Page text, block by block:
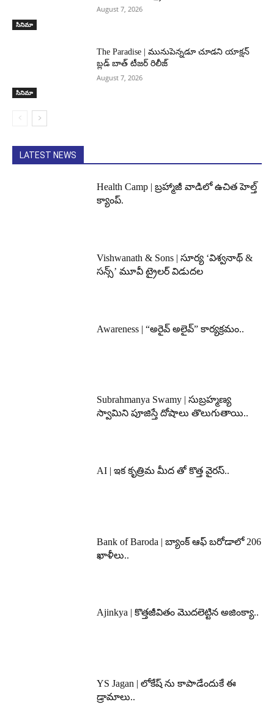
సినిమా
August 7, 2026
సినిమా
The Paradise | మునుపెన్నడూ చూడని యాక్షన్
బ్లడ్ బాత్ టీజర్ రిలీజ్
August 7, 2026
LATEST NEWS
Health Camp | బ్రహ్మాజీ వాడిలో ఉచిత హెల్త్
క్యాంప్.
Vishwanath & Sons | సూర్య ‘విశ్వనాథ్ &
సన్స్’ మూవీ ట్రైలర్ విడుదల
Awareness | “అరైవ్ అలైవ్” కార్యక్రమం..
Subrahmanya Swamy | సుబ్రహ్మణ్య
స్వామిని పూజిస్తే దోషాలు తొలుగుతాయి..
AI | ఇక కృత్రిమ మీద తో కొత్త వైరస్..
Bank of Baroda | బ్యాంక్‌ ఆఫ్‌ బరోడాలో 206
ఖాళీలు..
Ajinkya | కొత్తజీవితం మొదలెట్టిన అజింక్యా..
YS Jagan | లోకేష్ ను కాపాడేందుకే ఈ
డ్రామాలు..